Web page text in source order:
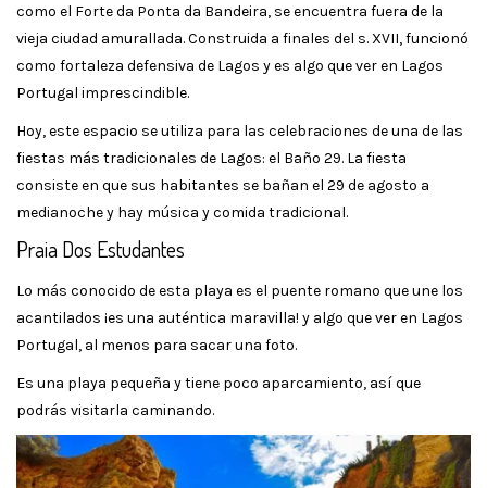
como el Forte da Ponta da Bandeira, se encuentra fuera de la
vieja ciudad amurallada. Construida a finales del s. XVII, funcionó
como fortaleza defensiva de Lagos y es algo que ver en Lagos
Portugal imprescindible.
Hoy, este espacio se utiliza para las celebraciones de una de las
fiestas más tradicionales de Lagos: el Baño 29. La fiesta
consiste en que sus habitantes se bañan el 29 de agosto a
medianoche y hay música y comida tradicional.
Praia Dos Estudantes
Lo más conocido de esta playa es el puente romano que une los
acantilados ¡es una auténtica maravilla! y algo que ver en Lagos
Portugal, al menos para sacar una foto.
Es una playa pequeña y tiene poco aparcamiento, así que
podrás visitarla caminando.